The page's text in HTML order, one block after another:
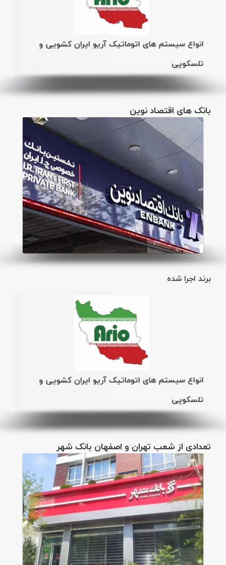
انواع سیستم های اتوماتیک آریو ایران کشویی و
تلسکوپی
بانک های اقتصاد نوین
برند اجرا شده
انواع سیستم های اتوماتیک آریو ایران کشویی و
تلسکوپی
تعدادی از شعب تهران و اصفهان بانک شهر